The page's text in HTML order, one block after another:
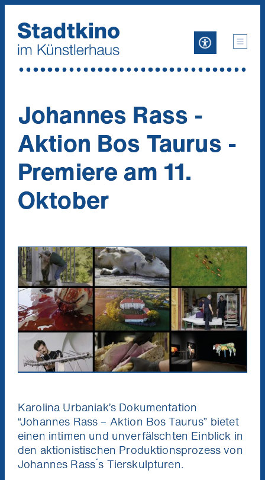
Inhalt
Johannes Rass -
Aktion Bos Taurus -
Premiere am 11.
Oktober
Karolina Urbaniak’s Dokumentation
“Johannes Rass – Aktion Bos Taurus” bietet
einen intimen und unverfälschten Einblick in
den aktionistischen Produktionsprozess von
Johannes Rass ́s Tierskulpturen.